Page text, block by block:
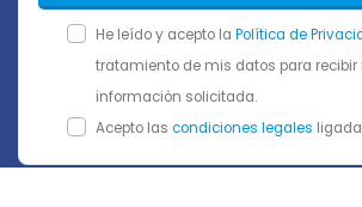
He leído y acepto la Política de
tratamiento de mis datos para recibir
información solicitada.
Acepto las condiciones legales